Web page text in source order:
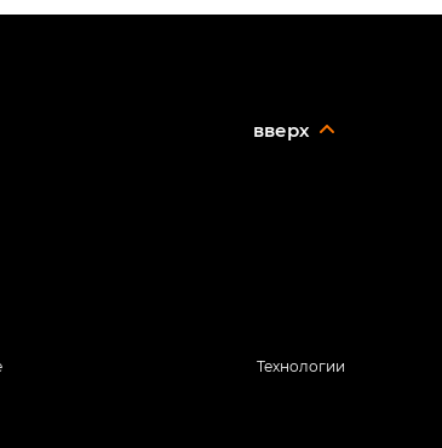
вверх
Технологии